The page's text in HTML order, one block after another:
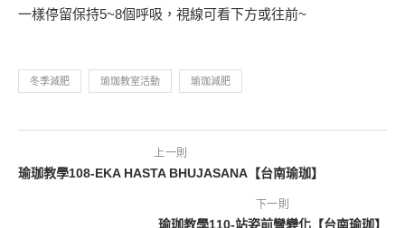
一樣停留保持5~8個呼吸，視線可看下方或往前~
冬季減肥 瑜珈教室活動 瑜珈減肥
上一則
瑜珈教學108-EKA HASTA BHUJASANA【台南瑜珈】
下一則
瑜珈教學110-站姿前彎變化【台南瑜珈】